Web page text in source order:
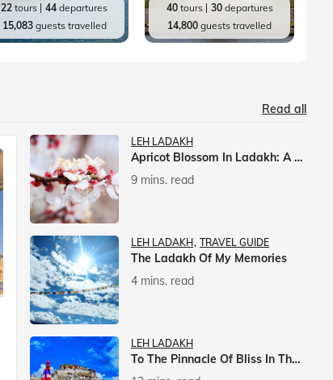
22 tours 44 departures
15,083guests travelled
40tours 30departures
14,800 guests travelled
Read all
LEH LADAKH
Apricot Blossom In Ladakh: A Springtime Spectacle
9 mins. read
LEH LADAKH TRAVEL GUIDE
The Ladakh Of My Memories
4 mins. read
LEH LADAKH
To The Pinnacle Of Bliss In The Himalayas